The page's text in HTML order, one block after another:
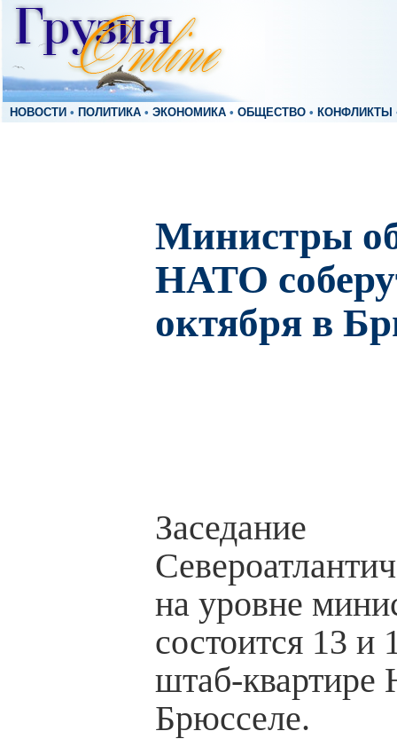
НОВОСТИ • ПОЛИТИКА • ЭКОНОМИКА • ОБЩЕСТВО • КОНФЛИКТЫ
Министры
НАТО
октября в
Заседание
на уровне
состоится 13 и
штаб-
Брюсселе.